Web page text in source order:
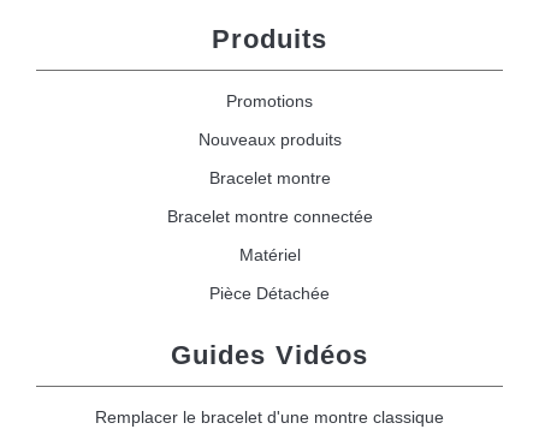
Produits
Promotions
Nouveaux produits
Bracelet montre
Bracelet montre connectée
Matériel
Pièce Détachée
Guides Vidéos
Remplacer le bracelet d'une montre classique